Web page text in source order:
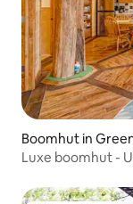
Boomhut in
Luxe boomhut -